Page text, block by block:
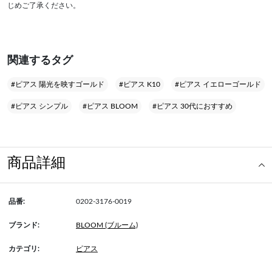
じめご了承ください。
関連するタグ
#ピアス 陽光を映すゴールド #ピアス K10 #ピアス イエローゴールド
#ピアス シンプル #ピアス BLOOM #ピアス 30代におすすめ
商品詳細
品番: 0202-3176-0019
ブランド: BLOOM (ブルーム)
カテゴリ: ピアス